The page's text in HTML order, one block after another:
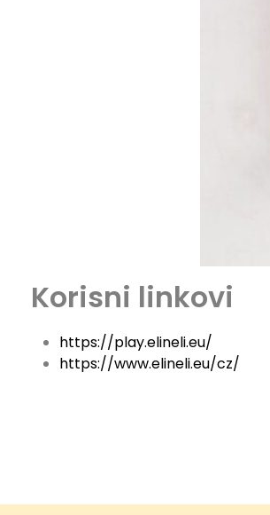
Korisni linkovi
https://play.elineli.eu/
https://www.elineli.eu/cz/